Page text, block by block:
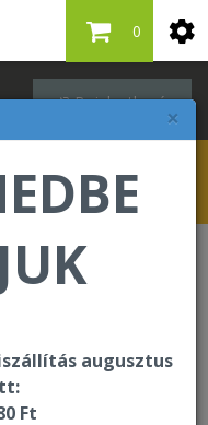
×
augusztus
Ft
Bejelentkezés
0